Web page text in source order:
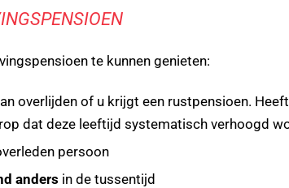
te kunnen genieten:
overlijden of u krijgt een rustpensioen.
dat deze leeftijd systematisch verhoogd
persoon
anders in de tussentijd